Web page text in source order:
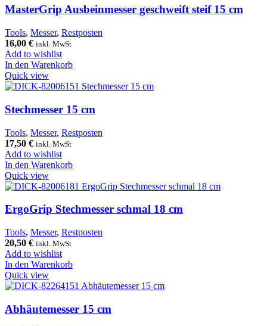
MasterGrip Ausbeinmesser geschweift steif 15 cm
Tools, Messer, Restposten
16,00 € inkl. MwSt
Add to wishlist
In den Warenkorb
Quick view
Stechmesser 15 cm
Tools, Messer, Restposten
17,50 € inkl. MwSt
Add to wishlist
In den Warenkorb
Quick view
ErgoGrip Stechmesser schmal 18 cm
Tools, Messer, Restposten
20,50 € inkl. MwSt
Add to wishlist
In den Warenkorb
Quick view
Abhäutemesser 15 cm